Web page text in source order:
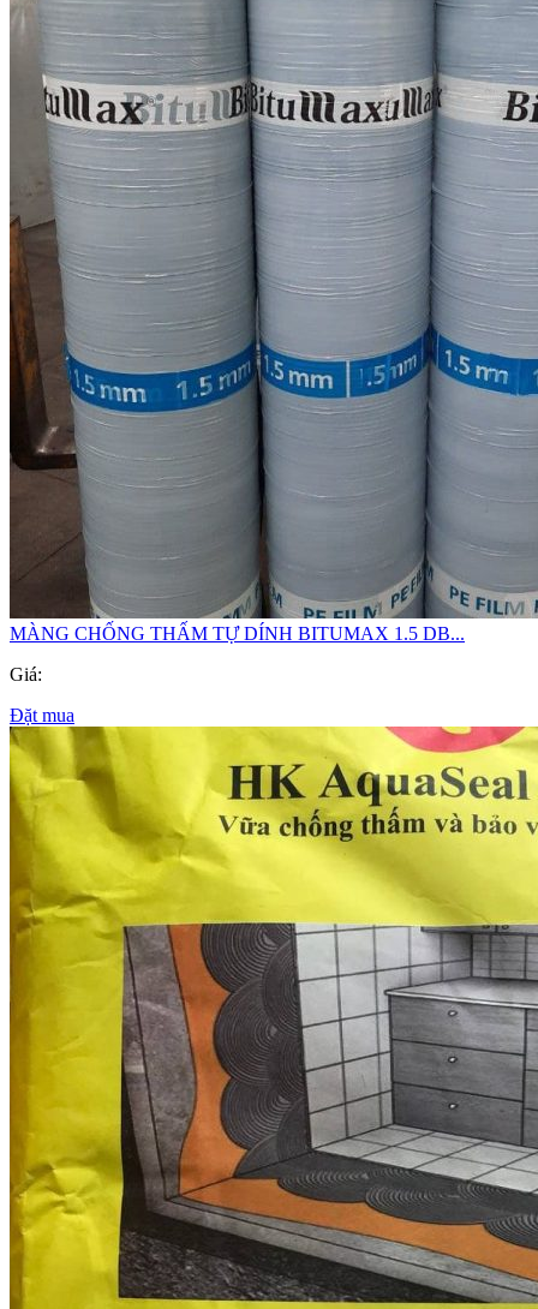
MÀNG CHỐNG THẤM TỰ DÍNH BITUMAX 1.5 DB...
Giá:
Đặt mua